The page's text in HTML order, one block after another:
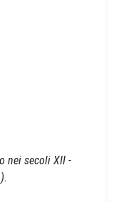
nei secoli XII -